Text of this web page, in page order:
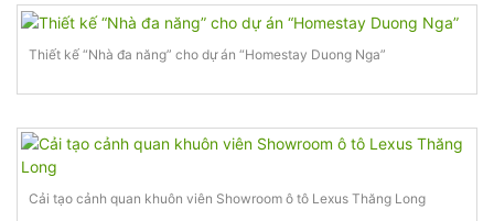
Thiết kế “Nhà đa năng” cho dự án “Homestay Duong Nga”
Cải tạo cảnh quan khuôn viên Showroom ô tô Lexus Thăng Long